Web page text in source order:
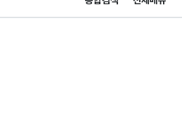
리집입니다.